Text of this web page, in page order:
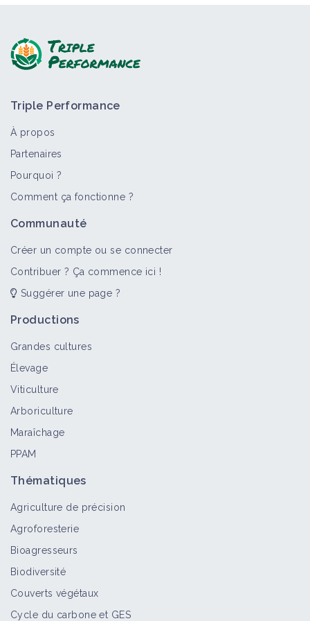
Triple Performance
À propos
Partenaires
Pourquoi ?
Comment ça fonctionne ?
Communauté
Créer un compte ou se connecter
Contribuer ? Ça commence ici !
Suggérer une page ?
Productions
Grandes cultures
Élevage
Viticulture
Arboriculture
Maraîchage
PPAM
Thématiques
Agriculture de précision
Agroforesterie
Bioagresseurs
Biodiversité
Couverts végétaux
Cycle du carbone et GES